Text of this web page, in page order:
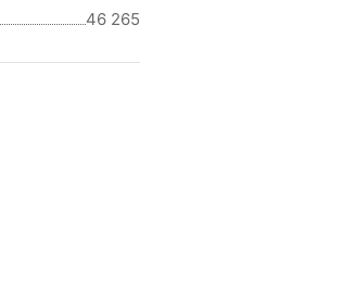
46 265